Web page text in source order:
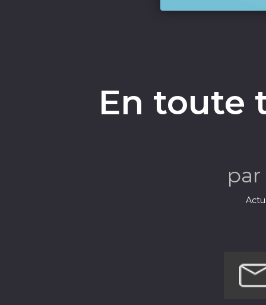
En toute
par